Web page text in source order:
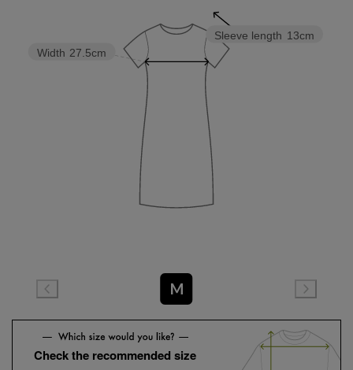
Sleeve length 13cm
Width 27.5cm
M
Check the recommended size